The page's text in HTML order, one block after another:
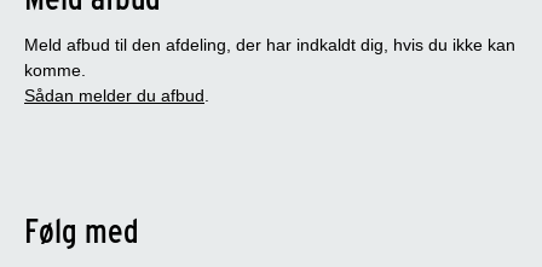
Meld afbud til den afdeling, der har indkaldt dig, hvis du ikke kan
komme.
Sådan melder du afbud.
Følg med